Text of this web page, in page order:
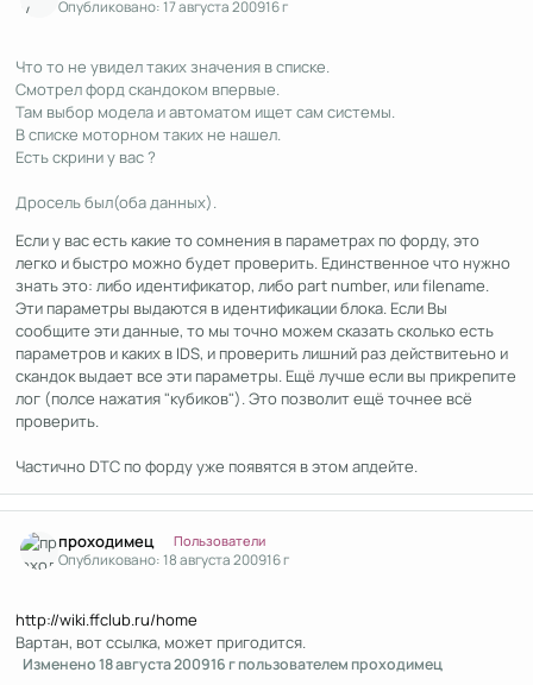
Опубликовано:17 августа 200916 г
Что то не увидел таких значения в списке.
Смотрел форд скандоком впервые.
Там выбор модела и автоматом ищет сам системы.
В списке моторном таких не нашел.
Есть скрини у вас ?
Дросель был(оба данных).
Если у вас есть какие то сомнения в параметрах по форду, это
легко и быстро можно будет проверить. Единственное что нужно
знать это: либо идентификатор, либо part number, или filename.
Эти параметры выдаются в идентификации блока. Если Вы
сообщите эти данные, то мы точно можем сказать сколько есть
параметров и каких в IDS, и проверить лишний раз действитеьно и
скандок выдает все эти параметры. Ещё лучше если вы прикрепите
лог (полсе нажатия "кубиков"). Это позволит ещё точнее всё
проверить.
Частично DTC по форду уже появятся в этом апдейте.
проходимец Пользователи
Опубликовано:18 августа 200916 г
http://wiki.ffclub.ru/home
Вартан, вот ссылка, может пригодится.
Изменено18 августа 200916 гпользователем проходимец